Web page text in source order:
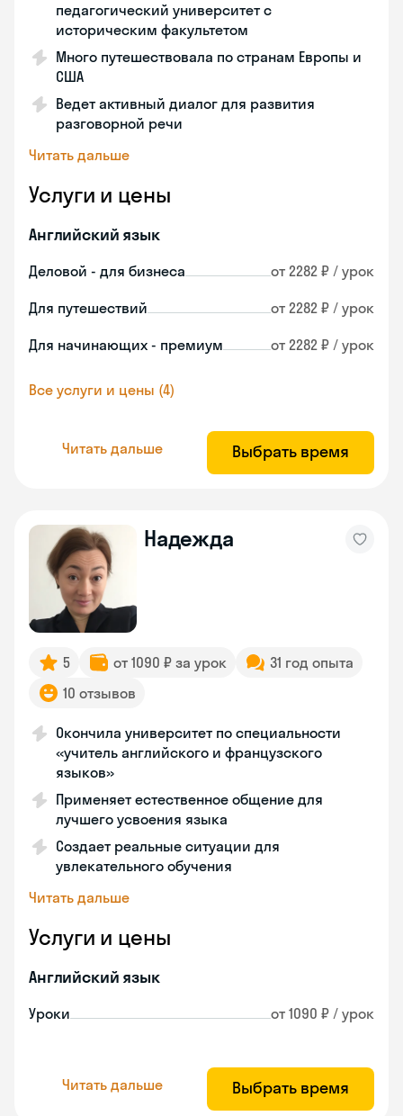
педагогический университет с
историческим факультетом
Много путешествовала по странам Европы и
США
Ведет активный диалог для развития
разговорной речи
Читать дальше
Услуги и цены
Английский язык
Деловой - для бизнеса от 2282 ₽ / урок
Для путешествий от 2282 ₽ / урок
Для начинающих - премиум от 2282 ₽ / урок
Все услуги и цены (4)
Читать дальше Выбрать время
Надежда
5 от 1090 ₽ за урок
31 год опыта
10 отзывов
Окончила университет по специальности
«учитель английского и французского
языков»
Применяет естественное общение для
лучшего усвоения языка
Создает реальные ситуации для
увлекательного обучения
Читать дальше
Услуги и цены
Английский язык
Уроки от 1090 ₽ / урок
Читать дальше Выбрать время